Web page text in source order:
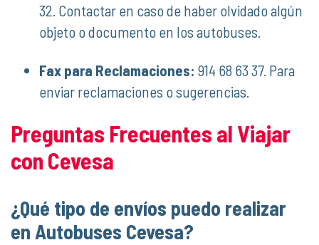
32. Contactar en caso de haber olvidado algún
objeto o documento en los autobuses.
Fax para Reclamaciones: 914 68 63 37. Para
enviar reclamaciones o sugerencias.
Preguntas Frecuentes al Viajar
con Cevesa
¿Qué tipo de envíos puedo realizar
en Autobuses Cevesa?